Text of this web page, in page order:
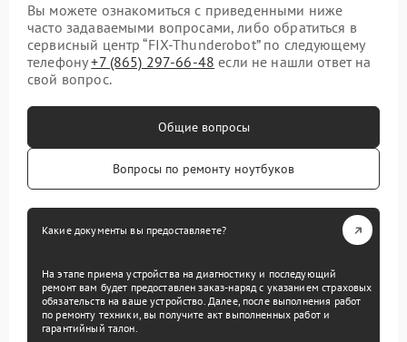
Вы можете ознакомиться с приведенными ниже
часто задаваемыми вопросами, либо обратиться в
сервисный центр “FIX-Thunderobot” по следующему
телефону+7 (865) 297-66-48 если не нашли ответ на
свой вопрос.
Общие вопросы
Вопросы по ремонту ноутбуков
Какие документы вы предоставляете?
На этапе приема устройства на диагностику и последующий
ремонт вам будет предоставлен заказ-наряд с указанием страховых
обязательств на ваше устройство. Далее, после выполнения работ
по ремонту техники, вы получите акт выполненных работ и
гарантийный талон.